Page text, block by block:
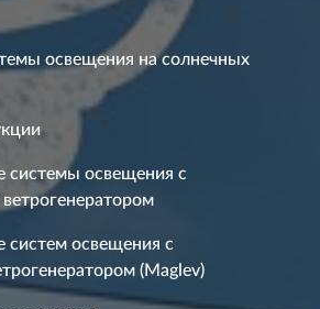
освещения на солнечных
системы освещения с
систем освещения с
(Maglev)